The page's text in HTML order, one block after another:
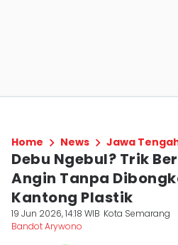
Home News Jawa
Debu Ngebul? Trik
Angin Tanpa
Kantong Plastik
19 Jun 2026, 14:18 WIB Kota Semarang
Bandot Arywono